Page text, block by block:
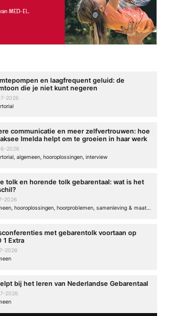
en laagfrequent geluid: de
die je niet kunt negeren
2026
communicatie en meer zelfvertrouwen: hoe
Imelda helpt om te groeien in haar werk
2026
algemeen, hooroplossingen, interview
tolk en horende tolk gebarentaal: wat is het
2026
algemeen, hooroplossingen, hoorproblemen, samenleving & maatschappij
met gebarentolk voortaan op
1 Extra
2026
bij het leren van Nederlandse Gebarentaal
2026